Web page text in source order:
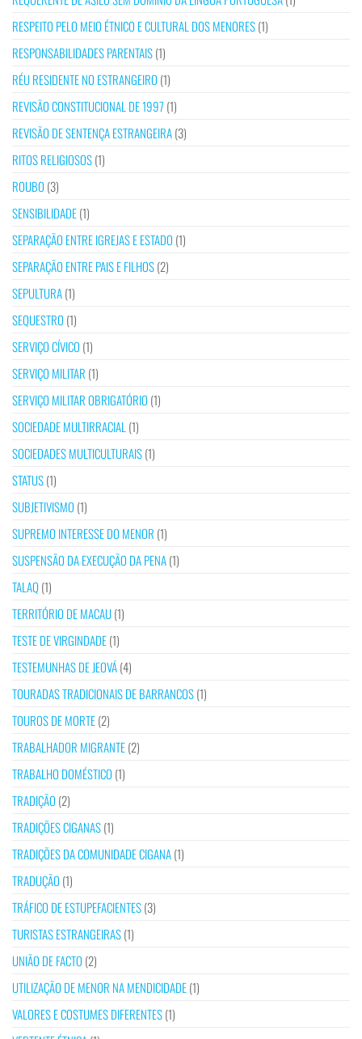
RESPEITO PELO MEIO ÉTNICO E CULTURAL DOS MENORES(1)
RESPONSABILIDADES PARENTAIS(1)
RÉU RESIDENTE NO ESTRANGEIRO (1)
REVISÃO CONSTITUCIONAL DE 1997 (1)
REVISÃO DE SENTENÇA ESTRANGEIRA(3)
RITOS RELIGIOSOS(1)
ROUBO (3)
SENSIBILIDADE(1)
SEPARAÇÃO ENTRE IGREJAS E ESTADO (1)
SEPARAÇÃO ENTRE PAIS E FILHOS(2)
SEPULTURA(1)
SEQUESTRO (1)
SERVIÇO CÍVICO (1)
SERVIÇO MILITAR (1)
SERVIÇO MILITAR OBRIGATÓRIO (1)
SOCIEDADE MULTIRRACIAL (1)
SOCIEDADES MULTICULTURAIS(1)
STATUS(1)
SUBJETIVISMO (1)
SUPREMO INTERESSE DO MENOR (1)
SUSPENSÃO DA EXECUÇÃO DA PENA(1)
TALAQ(1)
TERRITÓRIO DE MACAU(1)
TESTE DE VIRGINDADE(1)
TESTEMUNHAS DE JEOVÁ(4)
TOURADAS TRADICIONAIS DE BARRANCOS(1)
TOUROS DE MORTE(2)
TRABALHADOR MIGRANTE(2)
TRABALHO DOMÉSTICO (1)
TRADIÇÃO (2)
TRADIÇÕES CIGANAS(1)
TRADIÇÕES DA COMUNIDADE CIGANA(1)
TRADUÇÃO (1)
TRÁFICO DE ESTUPEFACIENTES(3)
TURISTAS ESTRANGEIRAS(1)
UNIÃO DE FACTO (2)
UTILIZAÇÃO DE MENOR NA MENDICIDADE(1)
VALORES E COSTUMES DIFERENTES(1)